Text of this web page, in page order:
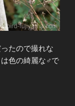
たので撮れな
色の綺麗な♂で